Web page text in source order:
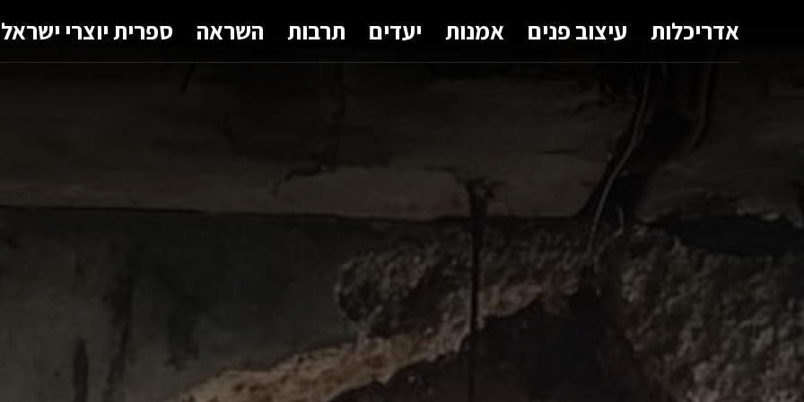
אדריכלות עיצוב פנים אמנות יעדים תרבות השראה ספרית יוצרי ישראל